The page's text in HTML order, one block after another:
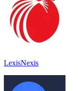
LexisNexis